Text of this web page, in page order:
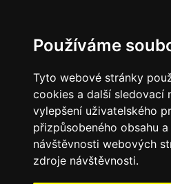
Používáme
Tyto webové stránky
cookies a další sledovací
vylepšení uživatelského
přizpůsobeného obsahu
návštěvnosti webových
zdroje návštěvnosti.